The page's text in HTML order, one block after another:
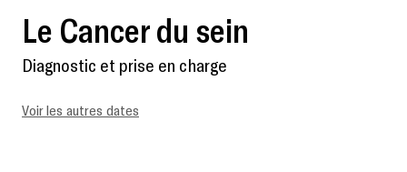
Le Cancer du sein
Diagnostic et prise en charge
Voir les autres dates